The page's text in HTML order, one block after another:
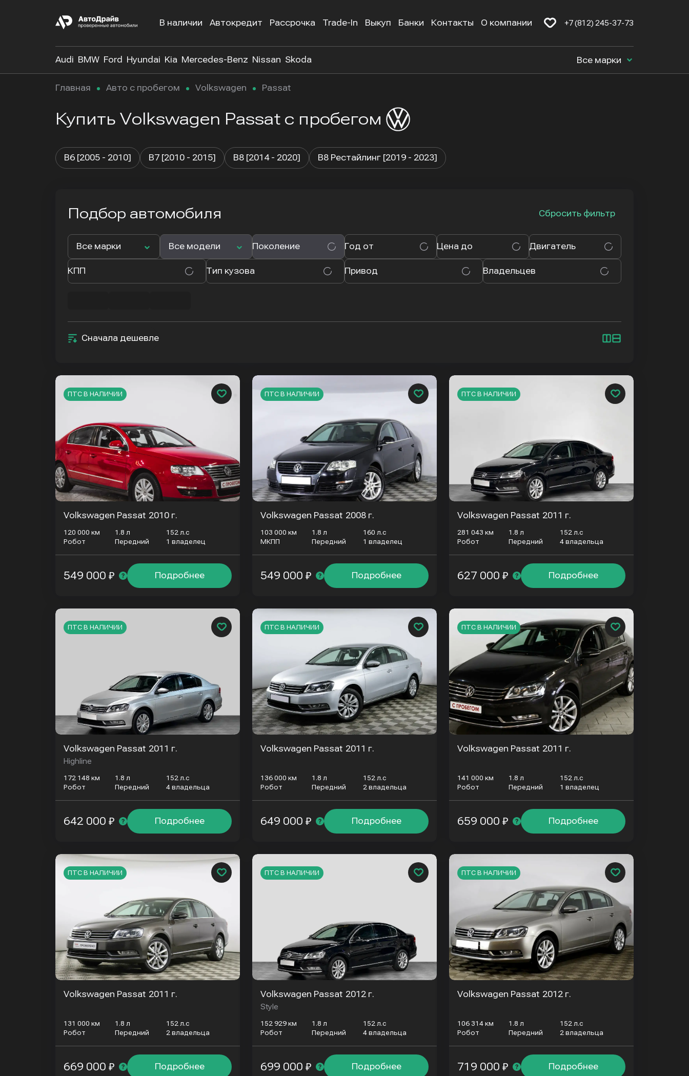
В наличии Автокредит Рассрочка Trade-In Выкуп Банки Контакты О компании +7 (812) 245-37-73
Audi BMW Ford Hyundai Kia Mercedes-Benz Nissan Skoda Все марки
Главная Авто с пробегом Volkswagen Passat
Купить Volkswagen Passat с пробегом
B6 [2005 - 2010] B7 [2010 - 2015] B8 [2014 - 2020] B8 Рестайлинг [2019 - 2023]
Подбор автомобиля Сбросить фильтр
Все марки Все модели Поколение Год от Цена до Двигатель
КПП Тип кузова Привод Владельцев
Сначала дешевле
ПТС В НАЛИЧИИ
Volkswagen Passat 2010 г.
120 000 км 1.8 л
152 л.с
Робот
Передний 1 владелец
Подробнее
549 000 ₽
ПТС В НАЛИЧИИ
Volkswagen Passat 2008 г.
103 000 км 1.8 л
160 л.с
МКПП
Передний 1 владелец
Подробнее
549 000 ₽
ПТС В НАЛИЧИИ
Volkswagen Passat 2011 г.
281 043 км 1.8 л
152 л.с
Робот
Передний 4 владельца
Подробнее
627 000 ₽
ПТС В НАЛИЧИИ
Volkswagen Passat 2011 г.
Highline
172 148 км 1.8 л
152 л.с
Робот
Передний 4 владельца
Подробнее
642 000 ₽
ПТС В НАЛИЧИИ
Volkswagen Passat 2011 г.
136 000 км 1.8 л
152 л.с
Робот
Передний 2 владельца
Подробнее
649 000 ₽
ПТС В НАЛИЧИИ
Volkswagen Passat 2011 г.
141 000 км 1.8 л
152 л.с
Робот
Передний 1 владелец
Подробнее
659 000 ₽
ПТС В НАЛИЧИИ
Volkswagen Passat 2011 г.
131 000 км 1.8 л
152 л.с
Робот
Передний 2 владельца
Подробнее
669 000 ₽
ПТС В НАЛИЧИИ
Volkswagen Passat 2012 г.
Style
152 929 км 1.8 л
152 л.с
Робот
Передний 4 владельца
Подробнее
699 000 ₽
ПТС В НАЛИЧИИ
Volkswagen Passat 2012 г.
106 314 км 1.8 л
152 л.с
Робот
Передний 2 владельца
Подробнее
719 000 ₽